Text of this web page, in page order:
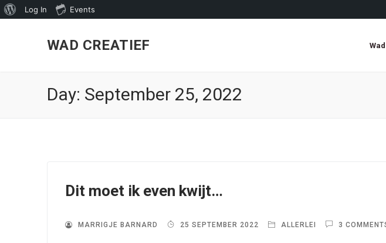
About
Log In Events
WAD CREATIEF
Day: September 25, 2022
Dit moet ik even kwijt…
MARRIGJE BARNARD 25 SEPTEMBER 2022 ALLERLEI 3